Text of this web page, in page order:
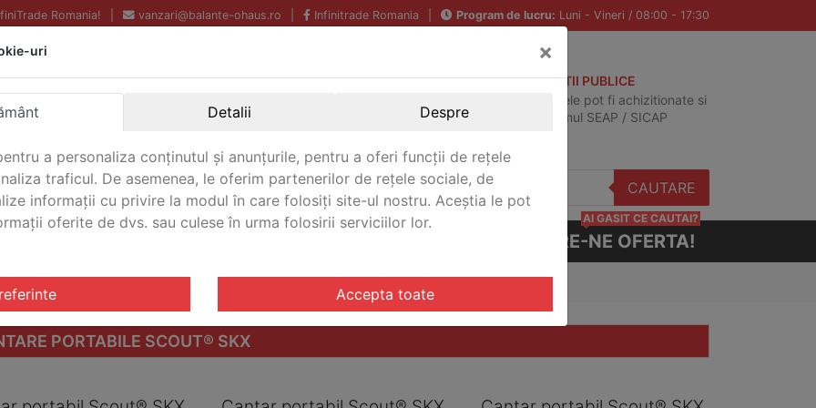
Romania! vanzari@balante-ohaus.ro Infinitrade Romania Program de lucru: Luni - Vineri / 08:00 - 17:30
Echipamente profesionale
pentru laborator.
Garantie Internationala.
ACHIZITII PUBLICE
Produsele pot fi achizitionate si
in sistemul SEAP / SICAP
CAUTARE
CERE-NE OFERTA!
AI GASIT CE CAUTAI?
Scout® SKX
PORTABILE SCOUT® SKX
uri ×
Detalii Despre
a personaliza conținutul și anunțurile, pentru a oferi funcții de rețele
traficul. De asemenea, le oferim partenerilor de rețele sociale, de
informații cu privire la modul în care folosiți site-ul nostru. Aceștia le pot
oferite de dvs. sau culese în urma folosirii serviciilor lor.
Accepta toate